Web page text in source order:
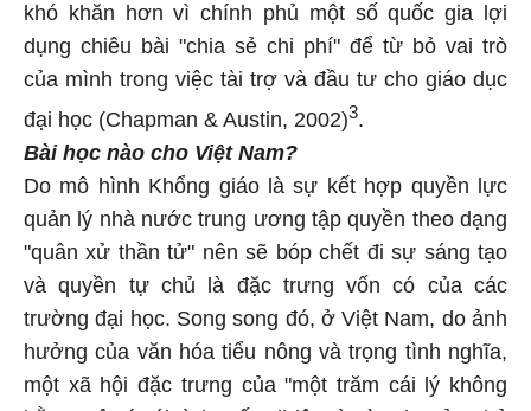
khó khăn hơn vì chính phủ một số quốc gia lợi
dụng chiêu bài "chia sẻ chi phí" để từ bỏ vai trò
của mình trong việc tài trợ và đầu tư cho giáo dục
đại học (Chapman & Austin, 2002)3.
Bài học nào cho Việt Nam?
Do mô hình Khổng giáo là sự kết hợp quyền lực
quản lý nhà nước trung ương tập quyền theo dạng
"quân xử thần tử" nên sẽ bóp chết đi sự sáng tạo
và quyền tự chủ là đặc trưng vốn có của các
trường đại học. Song song đó, ở Việt Nam, do ảnh
hưởng của văn hóa tiểu nông và trọng tình nghĩa,
một xã hội đặc trưng của "một trăm cái lý không